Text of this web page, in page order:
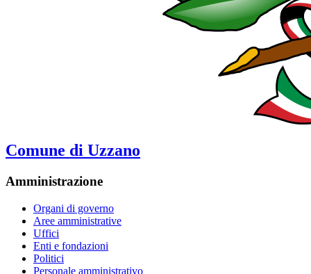
Comune di Uzzano
Amministrazione
Organi di governo
Aree amministrative
Uffici
Enti e fondazioni
Politici
Personale amministrativo